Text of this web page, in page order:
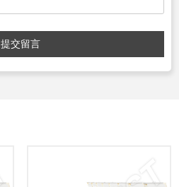
提交留言